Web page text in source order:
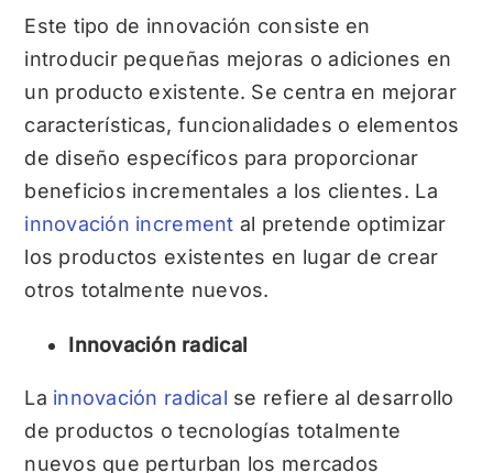
Este tipo de innovación consiste en
introducir pequeñas mejoras o adiciones en
un producto existente. Se centra en mejorar
características, funcionalidades o elementos
de diseño específicos para proporcionar
beneficios incrementales a los clientes. La
innovación increment al pretende optimizar
los productos existentes en lugar de crear
otros totalmente nuevos.
Innovación radical
La innovación radical se refiere al desarrollo
de productos o tecnologías totalmente
nuevos que perturban los mercados